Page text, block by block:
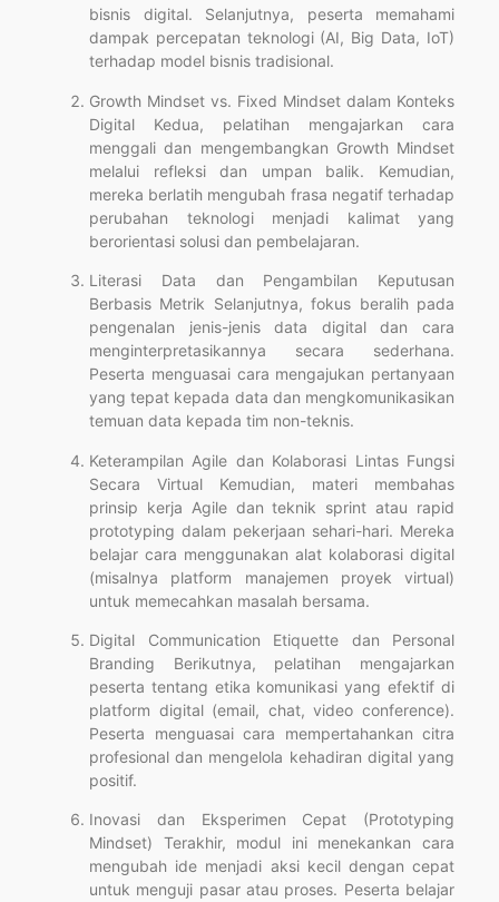
bisnis digital. Selanjutnya, peserta memahami
dampak percepatan teknologi (AI, Big Data, IoT)
terhadap model bisnis tradisional.
Growth Mindset vs. Fixed Mindset dalam Konteks
Digital Kedua, pelatihan mengajarkan cara
menggali dan mengembangkan Growth Mindset
melalui refleksi dan umpan balik. Kemudian,
mereka berlatih mengubah frasa negatif terhadap
perubahan teknologi menjadi kalimat yang
berorientasi solusi dan pembelajaran.
Literasi Data dan Pengambilan Keputusan
Berbasis Metrik Selanjutnya, fokus beralih pada
pengenalan jenis-jenis data digital dan cara
menginterpretasikannya secara sederhana.
Peserta menguasai cara mengajukan pertanyaan
yang tepat kepada data dan mengkomunikasikan
temuan data kepada tim non-teknis.
Keterampilan Agile dan Kolaborasi Lintas Fungsi
Secara Virtual Kemudian, materi membahas
prinsip kerja Agile dan teknik sprint atau rapid
prototyping dalam pekerjaan sehari-hari. Mereka
belajar cara menggunakan alat kolaborasi digital
(misalnya platform manajemen proyek virtual)
untuk memecahkan masalah bersama.
Digital Communication Etiquette dan Personal
Branding Berikutnya, pelatihan mengajarkan
peserta tentang etika komunikasi yang efektif di
platform digital (email, chat, video conference).
Peserta menguasai cara mempertahankan citra
profesional dan mengelola kehadiran digital yang
positif.
Inovasi dan Eksperimen Cepat (Prototyping
Mindset) Terakhir, modul ini menekankan cara
mengubah ide menjadi aksi kecil dengan cepat
untuk menguji pasar atau proses. Peserta belajar